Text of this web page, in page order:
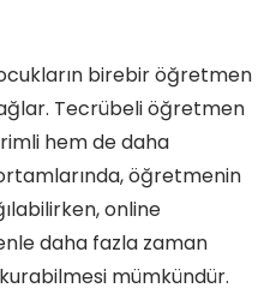
birebir öğretmen
Tecrübeli öğretmen
hem de daha
ortamlarında, öğretmenin
online
daha fazla zaman
mümkündür.